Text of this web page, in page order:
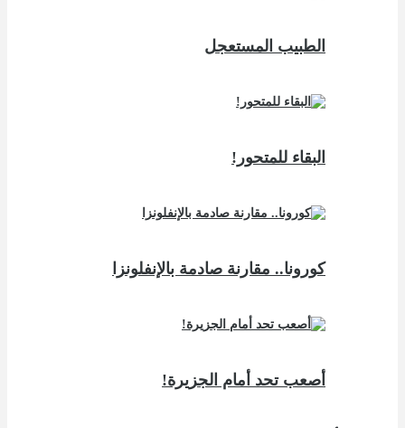
الطبيب المستعجل
البقاء للمتحور!
كورونا.. مقارنة صادمة بالإنفلونزا
أصعب تحد أمام الجزيرة!